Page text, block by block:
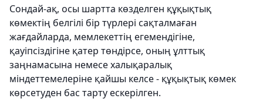
Сондай-ақ, осы шартта көзделген құқықтық
көмектің белгілі бір түрлері сақталмаған
жағдайларда, мемлекеттің егемендігіне,
қауіпсіздігіне қатер төндірсе, оның ұлттық
заңнамасына немесе халықаралық
міндеттемелеріне қайшы келсе - құқықтық көмек
көрсетуден бас тарту ескерілген.